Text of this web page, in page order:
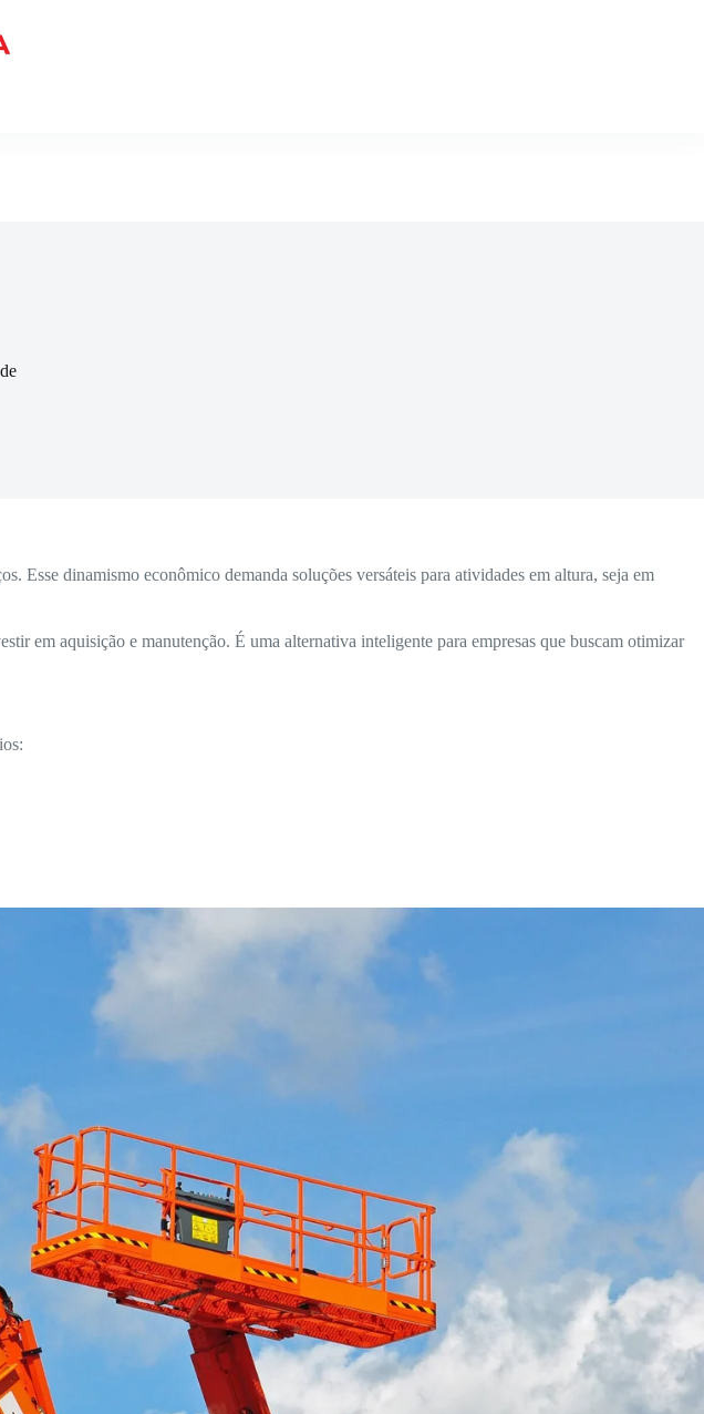
dinamismo econômico demanda soluções versáteis para atividades em altura, seja em
em aquisição e manutenção. É uma alternativa inteligente para empresas que buscam otimizar